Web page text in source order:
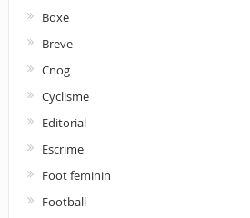
Boxe
Breve
Cnog
Cyclisme
Editorial
Escrime
Foot feminin
Football